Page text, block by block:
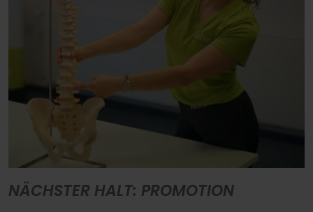
NÄCHSTER HALT: PROMOTION